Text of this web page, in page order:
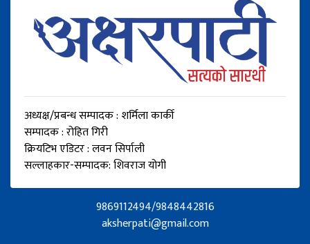
अध्यक्ष/प्रबन्ध सम्पादक : शर्मिला कार्की
सम्पादक : रोहित गिरी
क्रियटिभ एडिटर : लवन सिर्पाली
सल्लाहकार-सम्पादक: शिवराज योगी
9869112494/9848442816
aksherpati@gmail.com